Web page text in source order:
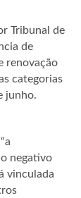
Tribunal de
de
renovação
categorias
junho.
negativo
vinculada